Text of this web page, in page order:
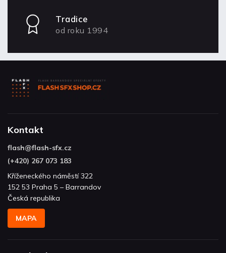
Tradice
od roku 1994
Kontakt
flash@flash-sfx.cz
(+420) 267 073 183
Kříženeckého náměstí 322
152 53 Praha 5 – Barrandov
Česká republika
MAPA